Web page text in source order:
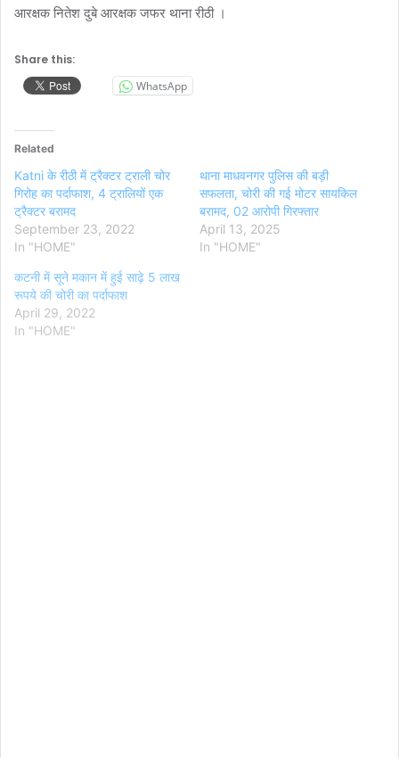
आरक्षक नितेश दुबे आरक्षक जफर थाना रीठी ।
Share this:
WhatsApp
Related
Katni के रीठी में ट्रैक्टर ट्राली चोर
गिरोह का पर्दाफाश, 4 ट्रालियों एक
ट्रैक्टर बरामद
September 23, 2022
In "HOME"
थाना माधवनगर पुलिस की बड़ी
सफलता, चोरी की गई मोटर सायकिल
बरामद, 02 आरोपी गिरफ्तार
April 13, 2025
In "HOME"
कटनी में सूने मकान में हुई साढ़े 5 लाख
रूपये की चोरी का पर्दाफाश
April 29, 2022
In "HOME"